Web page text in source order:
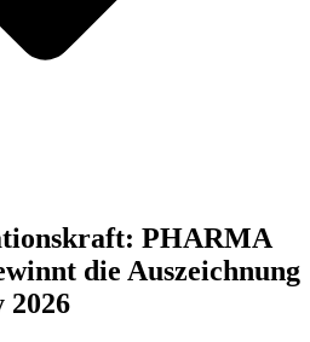
PHARMA
die Auszeichnung
2026